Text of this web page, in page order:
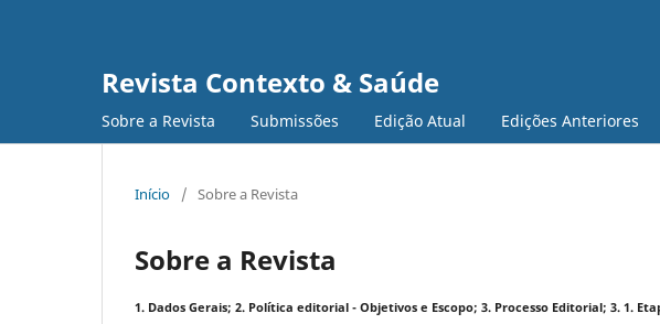
Revista Contexto & Saúde
Sobre a Revista Submissões Edição Atual Edições Anteriores
Início / Sobre a Revista
Sobre a Revista
1. Dados Gerais; 2. Política editorial - Objetivos e Escopo; 3. Processo Editorial; 3. 1.